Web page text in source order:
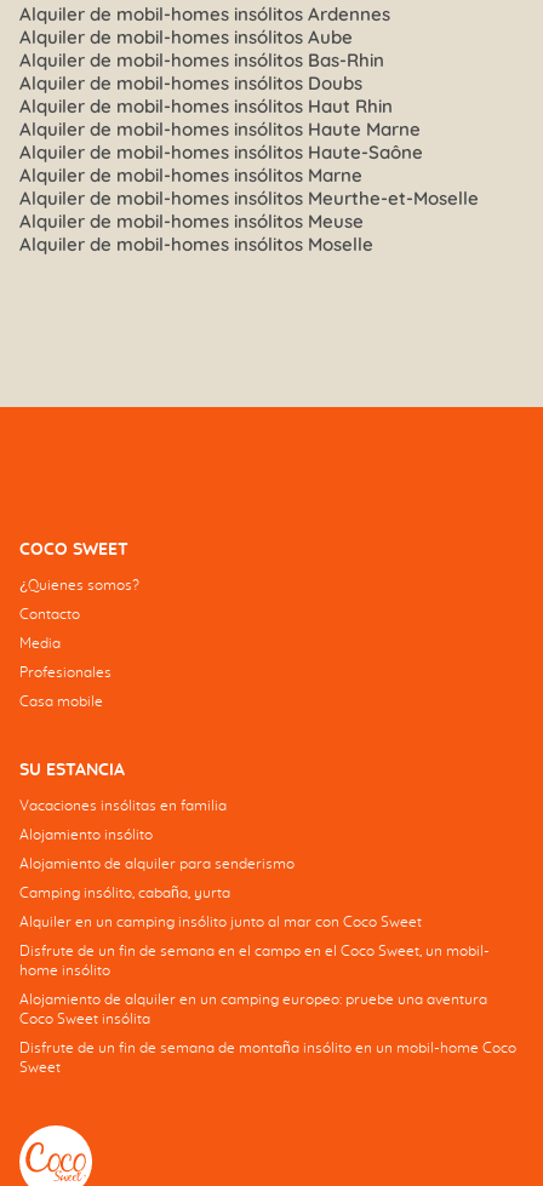
Alquiler de mobil-homes insólitos Ardennes
Alquiler de mobil-homes insólitos Aube
Alquiler de mobil-homes insólitos Bas-Rhin
Alquiler de mobil-homes insólitos Doubs
Alquiler de mobil-homes insólitos Haut Rhin
Alquiler de mobil-homes insólitos Haute Marne
Alquiler de mobil-homes insólitos Haute-Saône
Alquiler de mobil-homes insólitos Marne
Alquiler de mobil-homes insólitos Meurthe-et-Moselle
Alquiler de mobil-homes insólitos Meuse
Alquiler de mobil-homes insólitos Moselle
COCO SWEET
¿Quienes somos?
Contacto
Media
Profesionales
Casa mobile
SU ESTANCIA
Vacaciones insólitas en familia
Alojamiento insólito
Alojamiento de alquiler para senderismo
Camping insólito, cabaña, yurta
Alquiler en un camping insólito junto al mar con Coco Sweet
Disfrute de un fin de semana en el campo en el Coco Sweet, un mobil-
home insólito
Alojamiento de alquiler en un camping europeo: pruebe una aventura
Coco Sweet insólita
Disfrute de un fin de semana de montaña insólito en un mobil-home Coco
Sweet